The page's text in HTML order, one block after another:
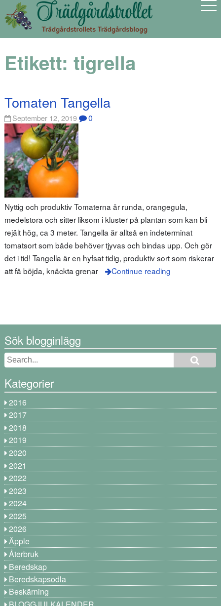
Etikett: tigrella
Tomaten Tangella
September 12, 2019 0
Nyttig och produktiv Tomaterna är runda, orangegula,
medelstora och sitter liksom i kluster på plantan som kan bli
rejält hög, ca 3 meter. Tangella är alltså en indeterminat
tomatsort som både behöver tjyvas och bindas upp. Och gör
det i tid! Tangella är en hyfsat tidig, produktiv sort som riskerar
att få böjda, knäckta grenar
Continue reading
Sök blogginlägg
Kategorier
2016
2017
2018
2019
2020
2021
2022
2023
2024
2025
2026
Äpple
Återbruk
Beredskap
Beredskapsodla
Beskärning